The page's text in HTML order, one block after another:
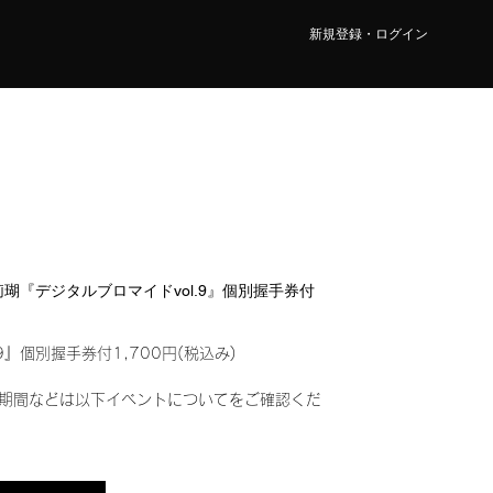
新規登録・ログイン
瑚『デジタルブロマイドvol.9』個別握手券付
』個別握手券付1,700円(税込み)
間などは以下イベントについてをご確認くだ